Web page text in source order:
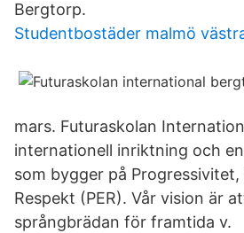
Bergtorp.
Studentbostäder malmö
mars. Futuraskolan
internationell inriktning och
som bygger på Progressivitet,
Respekt (PER). Vår vision är
språngbrädan för framtida v.